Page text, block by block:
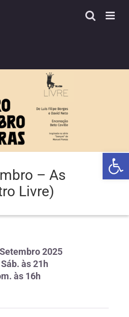
– As
Livre)
2025
às 21h
às 16h